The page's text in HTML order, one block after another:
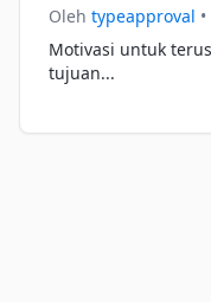
Oleh typeapproval •
Motivasi untuk
tujuan...